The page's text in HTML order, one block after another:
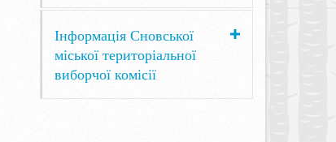
Інформація Сновської
міської територіальної
виборчої комісії